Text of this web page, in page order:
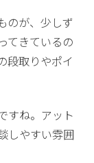
のが、少しず
てきているの
段取りやポイ
すね。アット
しやすい雰囲